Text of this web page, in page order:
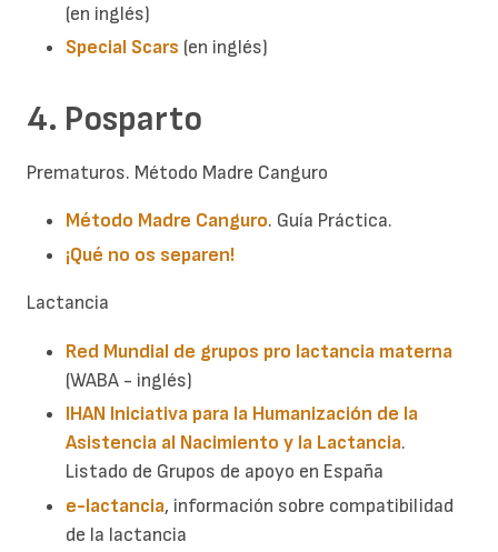
(en inglés)
Special Scars (en inglés)
4. Posparto
Prematuros. Método Madre Canguro
Método Madre Canguro. Guía Práctica.
¡Qué no os separen!
Lactancia
Red Mundial de grupos pro lactancia materna
(WABA - inglés)
IHAN Iniciativa para la Humanización de la
Asistencia al Nacimiento y la Lactancia.
Listado de Grupos de apoyo en España
e-lactancia, información sobre compatibilidad
de la lactancia